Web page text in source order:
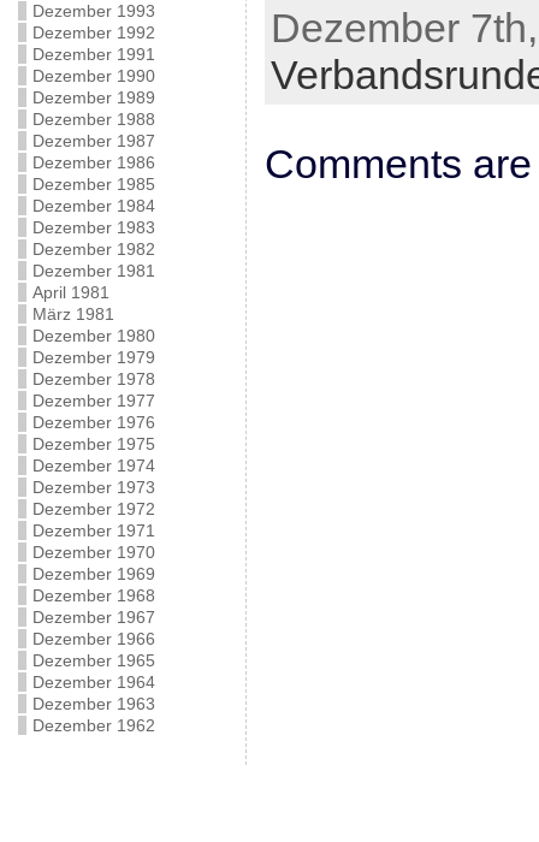
Dezember 1993
Dezember 1992
Dezember 1991
Dezember 1990
Dezember 1989
Dezember 1988
Dezember 1987
Dezember 1986
Dezember 1985
Dezember 1984
Dezember 1983
Dezember 1982
Dezember 1981
April 1981
März 1981
Dezember 1980
Dezember 1979
Dezember 1978
Dezember 1977
Dezember 1976
Dezember 1975
Dezember 1974
Dezember 1973
Dezember 1972
Dezember 1971
Dezember 1970
Dezember 1969
Dezember 1968
Dezember 1967
Dezember 1966
Dezember 1965
Dezember 1964
Dezember 1963
Dezember 1962
Dezember
Comments